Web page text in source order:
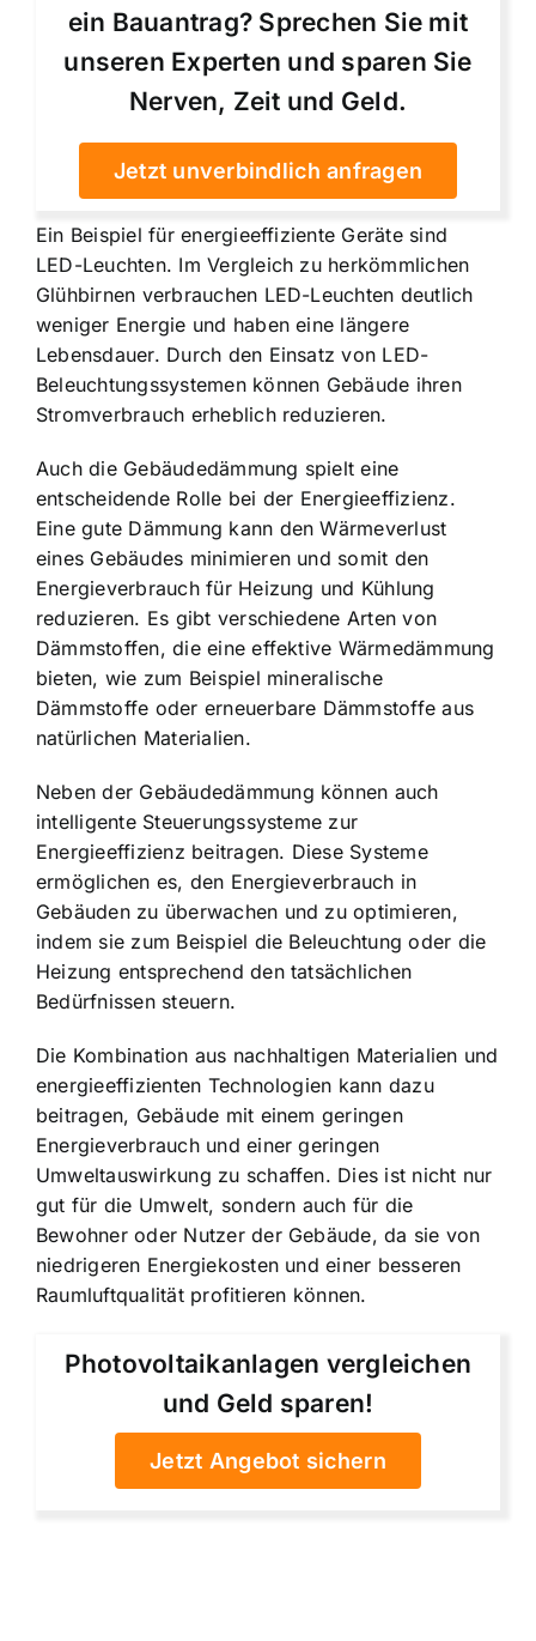
ein Bauantrag? Sprechen Sie mit
unseren Experten und sparen Sie
Nerven, Zeit und Geld.
Jetzt unverbindlich anfragen
Ein Beispiel für energieeffiziente Geräte sind
LED-Leuchten. Im Vergleich zu herkömmlichen
Glühbirnen verbrauchen LED-Leuchten deutlich
weniger Energie und haben eine längere
Lebensdauer. Durch den Einsatz von LED-
Beleuchtungssystemen können Gebäude ihren
Stromverbrauch erheblich reduzieren.
Auch die Gebäudedämmung spielt eine
entscheidende Rolle bei der Energieeffizienz.
Eine gute Dämmung kann den Wärmeverlust
eines Gebäudes minimieren und somit den
Energieverbrauch für Heizung und Kühlung
reduzieren. Es gibt verschiedene Arten von
Dämmstoffen, die eine effektive Wärmedämmung
bieten, wie zum Beispiel mineralische
Dämmstoffe oder erneuerbare Dämmstoffe aus
natürlichen Materialien.
Neben der Gebäudedämmung können auch
intelligente Steuerungssysteme zur
Energieeffizienz beitragen. Diese Systeme
ermöglichen es, den Energieverbrauch in
Gebäuden zu überwachen und zu optimieren,
indem sie zum Beispiel die Beleuchtung oder die
Heizung entsprechend den tatsächlichen
Bedürfnissen steuern.
Die Kombination aus nachhaltigen Materialien und
energieeffizienten Technologien kann dazu
beitragen, Gebäude mit einem geringen
Energieverbrauch und einer geringen
Umweltauswirkung zu schaffen. Dies ist nicht nur
gut für die Umwelt, sondern auch für die
Bewohner oder Nutzer der Gebäude, da sie von
niedrigeren Energiekosten und einer besseren
Raumluftqualität profitieren können.
Photovoltaikanlagen vergleichen
und Geld sparen!
Jetzt Angebot sichern